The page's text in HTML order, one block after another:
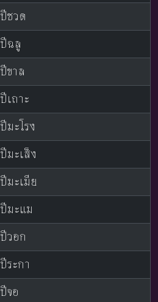
ปีชวด
ปีฉลู
ปีขาล
ปีเถาะ
ปีมะโรง
ปีมะเส็ง
ปีมะเมีย
ปีมะแม
ปีวอก
ปีระกา
ปีจอ